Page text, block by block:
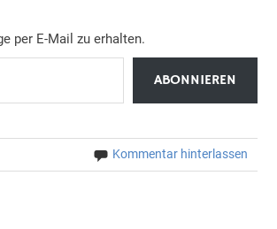
per E-Mail zu erhalten.
ABONNIEREN
Kommentar hinterlassen